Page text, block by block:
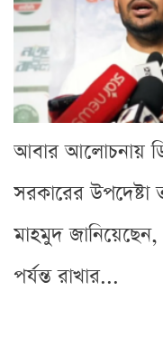
আবার আলোচনায়
সরকারের
মাহমুদ
পর্যন্ত রাখার...